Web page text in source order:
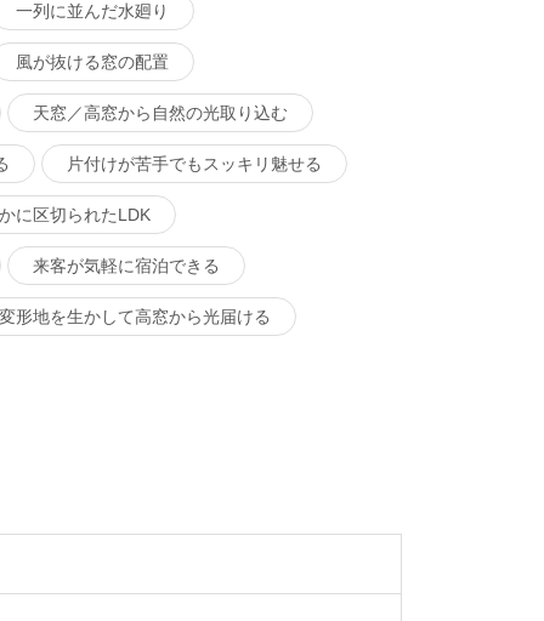
一列に並んだ水廻り
風が抜ける窓の配置
天窓／高窓から自然の光取り込む
片付けが苦手でもスッキリ魅せる
に区切られたLDK
来客が気軽に宿泊できる
変形地を生かして高窓から光届ける